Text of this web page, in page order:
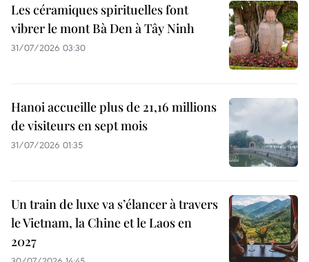
Les céramiques spirituelles font
vibrer le mont Bà Den à Tây Ninh
31/07/2026 03:30
Hanoi accueille plus de 21,16 millions
de visiteurs en sept mois ​
31/07/2026 01:35
Un train de luxe va s’élancer à travers
le Vietnam, la Chine et le Laos en
2027